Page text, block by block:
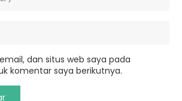
dan situs web saya pada
komentar saya berikutnya.